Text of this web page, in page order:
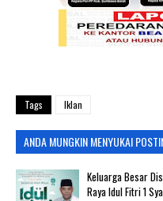
Tags Iklan
ANDA MUNGKIN MENYUKAI
Keluarga Besar
Raya Idul Fitri 1